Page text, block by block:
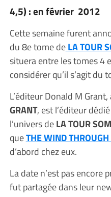
4,5) : en février 2012
Cette semaine furent
du 8e tome deLA TOUR
situera entre les tomes 4
considérer qu’il s’agit du
L’éditeur Donald M
GRANT, est l’éditeur
l’univers deLA TOUR
queTHE WIND
d’abord chez eux.
La date n’est pas encore
fut partagée dans leur